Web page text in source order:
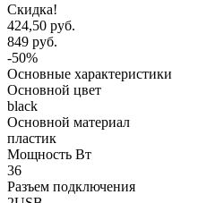
Скидка!
424,50 руб.
849 руб.
-50%
Основные характеристики
Основной цвет
black
Основной материал
пластик
Мощность Вт
36
Разъем подключения